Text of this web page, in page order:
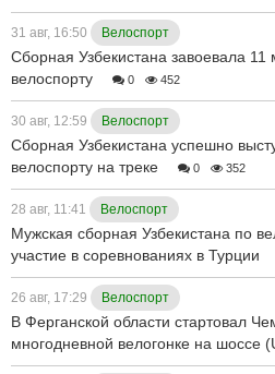
31 авг, 16:50 Велоспорт
Сборная Узбекистана завоевала
велоспорту
0 452
30 авг, 12:59 Велоспорт
Сборная Узбекистана успешно
велоспорту на треке
0 352
28 авг, 11:41 Велоспорт
Мужская сборная Узбекистана по
участие в соревнованиях в Турции
26 авг, 17:29 Велоспорт
В Ферганской области стартовал
многодневной велогонке на шоссе